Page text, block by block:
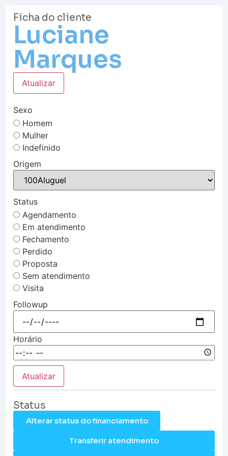
Ficha do cliente
Luciane
Marques
Atualizar
Sexo
Homem
Mulher
Indefinido
Origem
Status
Agendamento
Em atendimento
Fechamento
Perdido
Proposta
Sem atendimento
Visita
Followup
Horário
Atualizar
Status
Alterar status do financiamento
Transferir atendimento